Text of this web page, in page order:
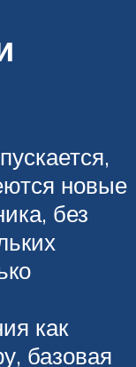
новые
без
как
базовая